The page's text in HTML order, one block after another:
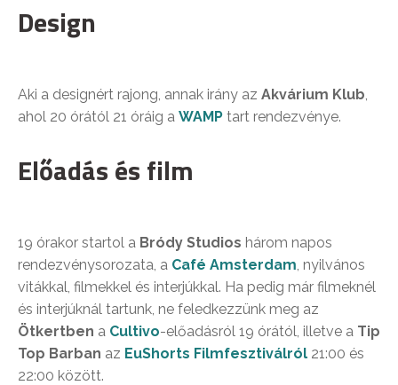
Design
Aki a designért rajong, annak irány az Akvárium Klub
ahol 20 órától 21 óráig a WAMP tart rendezvénye.
Előadás és film
19 órakor startol a Bródy Studios három napos
rendezvénysorozata, a Café Amsterdam, nyilvános
vitákkal, filmekkel és interjúkkal. Ha pedig már filmeknél
és interjúknál tartunk, ne feledkezzünk meg az
Ötkertben a Cultivo-előadásról 19 órától, illetve a Tip
Top Barban az EuShorts Filmfesztiválról 21:00 és
22:00 között.